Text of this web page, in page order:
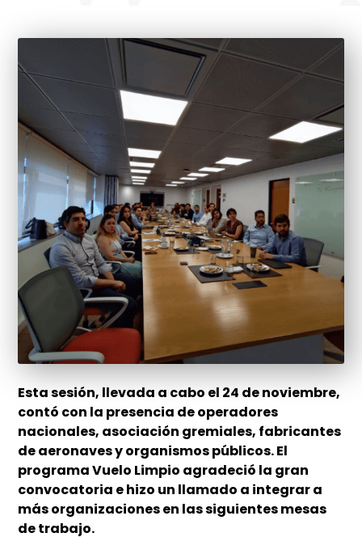
Esta sesión, llevada a cabo el 24 de noviembre,
contó con la presencia de operadores
nacionales, asociación gremiales, fabricantes
de aeronaves y organismos públicos. El
programa Vuelo Limpio agradeció la gran
convocatoria e hizo un llamado a integrar a
más organizaciones en las siguientes mesas
de trabajo.